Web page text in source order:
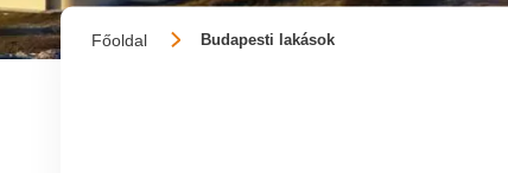
Főoldal Budapesti lakások